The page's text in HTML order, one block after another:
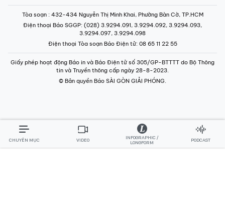
Tòa soạn : 432-434 Nguyễn Thị Minh Khai, Phường Bàn Cờ, TP.HCM
Điện thoại Báo SGGP: (028) 3.9294.091, 3.9294.092, 3.9294.093,
3.9294.097, 3.9294.098
Điện thoại Tòa soạn Báo Điện tử: 08 65 11 22 55
Giấy phép hoạt động Báo in và Báo Điện tử số 305/GP-BTTTT do Bộ Thông
tin và Truyền thông cấp ngày 28-8-2023.
© Bản quyền Báo SÀI GÒN GIẢI PHÓNG.
CHUYÊN MỤC VIDEO
INFOGRAPHIC /
LONGFORM
PODCAST